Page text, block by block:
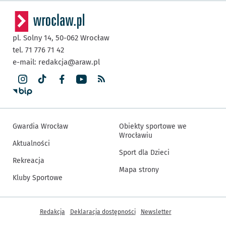
pl. Solny 14, 50-062 Wrocław
tel. 71 776 71 42
e-mail: redakcja@araw.pl
Gwardia Wrocław
Aktualności
Rekreacja
Kluby Sportowe
Obiekty sportowe we
Wrocławiu
Sport dla Dzieci
Mapa strony
Inne informacje
Redakcja Deklaracja dostępności Newsletter